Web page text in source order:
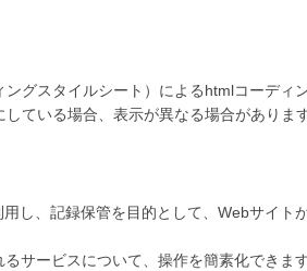
グスタイルシート）によるhtmlコーディ
ている場合、表示が異なる場合があります
し、記録保管を目的として、 Webサイ
サービスについて、操作を簡素化できます